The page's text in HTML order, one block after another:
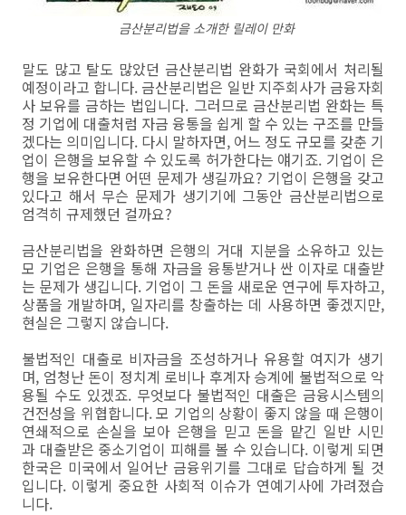
금산분리법을 소개한 릴레이 만화
말도 많고 탈도 많았던 금산분리법 완화가 국회에서 처리될
예정이라고 합니다. 금산분리법은 일반 지주회사가 금융자회
사 보유를 금하는 법입니다. 그러므로 금산분리법 완화는 특
정 기업에 대출처럼 자금 융통을 쉽게 할 수 있는 구조를 만들
겠다는 의미입니다. 다시 말하자면, 어느 정도 규모를 갖춘 기
업이 은행을 보유할 수 있도록 허가한다는 얘기죠. 기업이 은
행을 보유한다면 어떤 문제가 생길까요? 기업이 은행을 갖고
있다고 해서 무슨 문제가 생기기에 그동안 금산분리법으로
엄격히 규제했던 걸까요?
금산분리법을 완화하면 은행의 거대 지분을 소유하고 있는
모 기업은 은행을 통해 자금을 융통받거나 싼 이자로 대출받
는 문제가 생깁니다. 기업이 그 돈을 새로운 연구에 투자하고,
상품을 개발하며, 일자리를 창출하는 데 사용하면 좋겠지만,
현실은 그렇지 않습니다.
불법적인 대출로 비자금을 조성하거나 유용할 여지가 생기
며, 엄청난 돈이 정치계 로비나 후계자 승계에 불법적으로 악
용될 수도 있겠죠. 무엇보다 불법적인 대출은 금융시스템의
건전성을 위협합니다. 모 기업의 상황이 좋지 않을 때 은행이
연쇄적으로 손실을 보아 은행을 믿고 돈을 맡긴 일반 시민
과 대출받은 중소기업이 피해를 볼 수 있습니다. 이렇게 되면
한국은 미국에서 일어난 금융위기를 그대로 답습하게 될 것
입니다. 이렇게 중요한 사회적 이슈가 연예기사에 가려졌습
니다.